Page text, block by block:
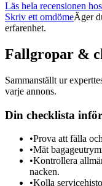
Läs hela recensionen hos
Skriv ett omdömeÄger
erfarenhet.
Fallgropar &
Sammanställt ur
varje annons.
Din checklista
•Prova att fälla
•Mät
•Kontrollera
nacken.
•Kolla